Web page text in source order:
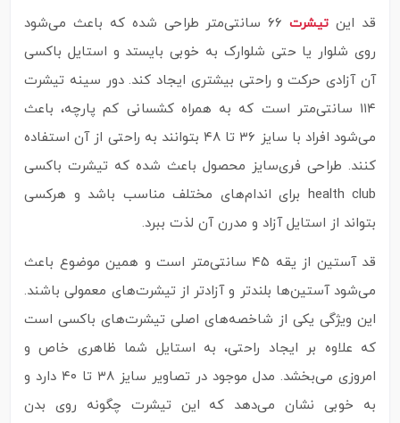
قد این تیشرت
۶۶ سانتی‌متر طراحی شده که باعث می‌شود
روی شلوار یا حتی شلوارک به خوبی بایستد و استایل باکسی
آن آزادی حرکت و راحتی بیشتری ایجاد کند. دور سینه تیشرت
۱۱۴ سانتی‌متر است که به همراه کشسانی کم پارچه، باعث
می‌شود افراد با سایز ۳۶ تا ۴۸ بتوانند به راحتی از آن استفاده
کنند. طراحی فری‌سایز محصول باعث شده که تیشرت باکسی
health club برای اندام‌های مختلف مناسب باشد و هرکسی
بتواند از استایل آزاد و مدرن آن لذت ببرد.
قد آستین از یقه ۴۵ سانتی‌متر است و همین موضوع باعث
می‌شود آستین‌ها بلندتر و آزادتر از تیشرت‌های معمولی باشند.
این ویژگی یکی از شاخصه‌های اصلی تیشرت‌های باکسی است
که علاوه بر ایجاد راحتی، به استایل شما ظاهری خاص و
امروزی می‌بخشد. مدل موجود در تصاویر سایز ۳۸ تا ۴۰ دارد و
به خوبی نشان می‌دهد که این تیشرت چگونه روی بدن